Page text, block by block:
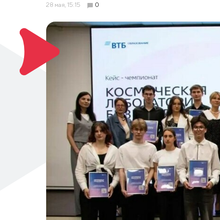
28 мая, 15:15 0